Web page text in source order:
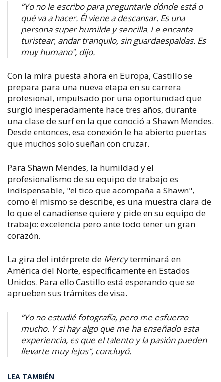
“Yo no le escribo para preguntarle dónde está o
qué va a hacer. Él viene a descansar. Es una
persona super humilde y sencilla. Le encanta
turistear, andar tranquilo, sin guardaespaldas. Es
muy humano”, dijo.
Con la mira puesta ahora en Europa, Castillo se
prepara para una nueva etapa en su carrera
profesional, impulsado por una oportunidad que
surgió inesperadamente hace tres años, durante
una clase de surf en la que conoció a Shawn Mendes.
Desde entonces, esa conexión le ha abierto puertas
que muchos solo sueñan con cruzar.
Para Shawn Mendes, la humildad y el
profesionalismo de su equipo de trabajo es
indispensable, "el tico que acompaña a Shawn",
como él mismo se describe, es una muestra clara de
lo que el canadiense quiere y pide en su equipo de
trabajo: excelencia pero ante todo tener un gran
corazón.
La gira del intérprete de Mercyterminará en
América del Norte, específicamente en Estados
Unidos. Para ello Castillo está esperando que se
aprueben sus trámites de visa.
​“Yo no estudié fotografía, pero me esfuerzo
mucho. Y si hay algo que me ha enseñado esta
experiencia, es que el talento y la pasión pueden
llevarte muy lejos”, concluyó.
LEA TAMBIÉN